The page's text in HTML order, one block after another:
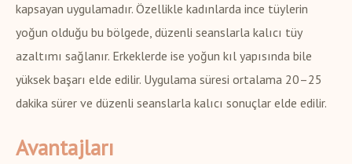
kapsayan uygulamadır. Özellikle kadınlarda ince tüylerin
yoğun olduğu bu bölgede, düzenli seanslarla kalıcı tüy
azaltımı sağlanır. Erkeklerde ise yoğun kıl yapısında bile
yüksek başarı elde edilir. Uygulama süresi ortalama 20–25
dakika sürer ve düzenli seanslarla kalıcı sonuçlar elde edilir.
Avantajları